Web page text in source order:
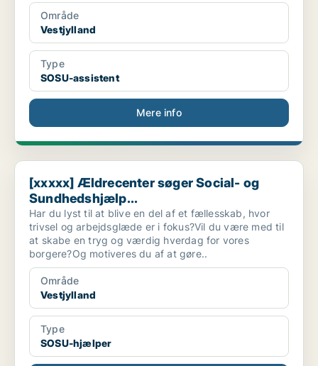
Område
Vestjylland
Type
SOSU-assistent
Mere info
[xxxxx] Ældrecenter søger Social- og Sundhedshjælp...
[xxxxx] Ældrecenter søger Social- og
Sundhedshjælp...
Har du lyst til at blive en del af et fællesskab, hvor
trivsel og arbejdsglæde er i fokus?Vil du være med til
at skabe en tryg og værdig hverdag for vores
borgere?Og motiveres du af at gøre..
Område
Vestjylland
Type
SOSU-hjælper